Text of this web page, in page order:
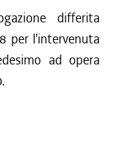
differita
per l'intervenuta
ad opera